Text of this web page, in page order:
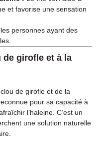
et favorise une sensation
personnes ayant des
de girofle et à la
de girofle et de la
pour sa capacité à
l’haleine. C’est un
une solution naturelle